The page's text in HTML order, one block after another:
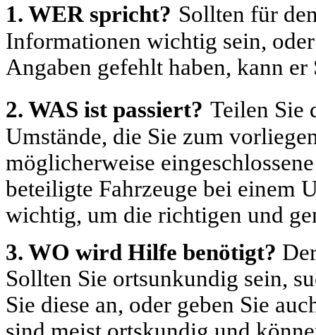
1. WER spricht? Sollten für
Informationen wichtig sein,
Angaben gefehlt haben, kann
2. WAS ist passiert? Teilen Sie
Umstände, die Sie zum
möglicherweise
beteiligte Fahrzeuge bei einem
wichtig, um die richtigen und
3. WO wird Hilfe benötigt?
Sollten Sie ortsunkundig sein,
Sie diese an, oder geben Sie